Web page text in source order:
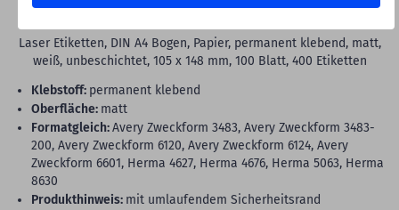
Versandetiketten, 105 x 148 mm
Laser Etiketten, DIN A4 Bogen, Papier, permanent klebend, matt,
weiß, unbeschichtet, 105 x 148 mm, 100 Blatt, 400 Etiketten
Klebstoff: permanent klebend
Oberfläche: matt
Formatgleich:Avery Zweckform 3483, Avery Zweckform 3483-
200, Avery Zweckform 6120, Avery Zweckform 6124, Avery
Zweckform 6601, Herma 4627, Herma 4676, Herma 5063, Herma
8630
Produkthinweis: mit umlaufendem Sicherheitsrand